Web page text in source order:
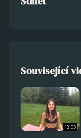
Související
18:03